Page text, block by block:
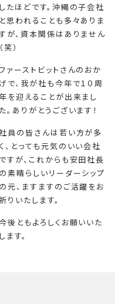
したほどです。沖縄の子会社
と思われることも多々ありま
が、資本関係はありません
（笑）
ファーストビットさんのおか
げで、我が社も今年で１０周
を迎えることが出来まし
た。ありがとうございます！
員の皆さんは若い方が多
、とっても元気のいい会社
ですが、これからも安田社長
の素晴らしいリーダーシップ
の元、ますますのご活躍をお
祈りいたします。
後ともよろしくお願いいた
します。